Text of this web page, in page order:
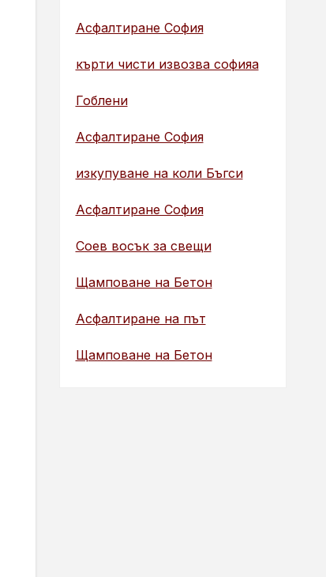
Асфалтиране София
кърти чисти извозва софияа
Гоблени
Асфалтиране София
изкупуване на коли Бъгси
Асфалтиране София
Соев восък за свещи
Щамповане на Бетон
Асфалтиране на път
Щамповане на Бетон